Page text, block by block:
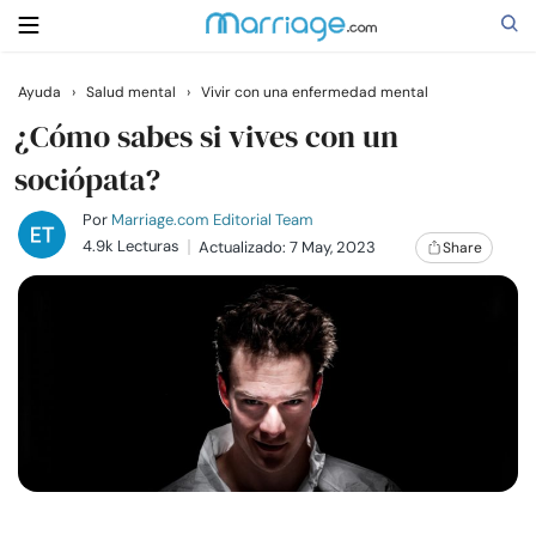
Buscar
Casarse
Relaciones
Cursos
Ayuda › Salud mental › Vivir con una enfermedad mental
¿Cómo sabes si vives con un
sociópata?
Por Marriage.com Editorial Team
4.9k Lecturas
Actualizado: 7 May, 2023 Share